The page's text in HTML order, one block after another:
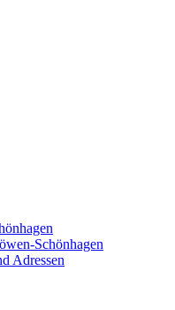
Schönhagen
Adressen